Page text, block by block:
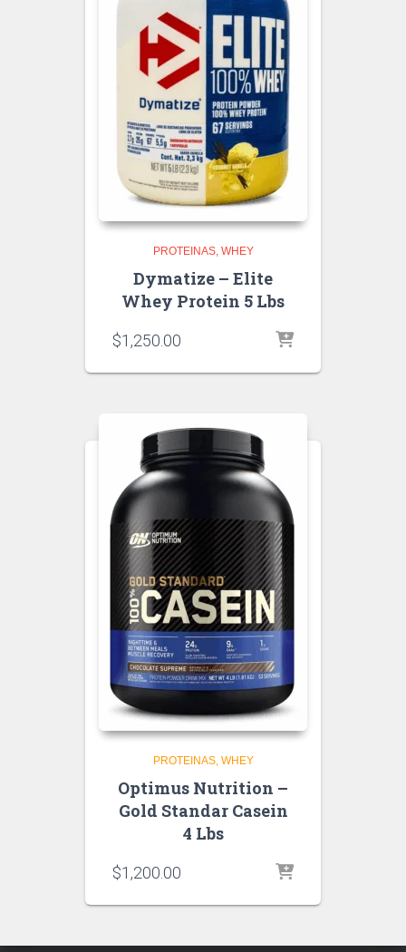
PROTEINAS WHEY
Dymatize – Elite
Whey Protein 5 Lbs
$1,250.00
PROTEINAS WHEY
Optimus Nutrition –
Gold Standar Casein
4 Lbs
$1,200.00